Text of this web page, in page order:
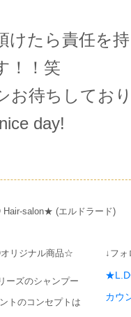
けたら責任を
！！笑
お待ちしてお
day!
salon★ (エルドラード)
リジナル商品☆
ーズのシャンプー
トのコンセプトは
↓フ
カウ